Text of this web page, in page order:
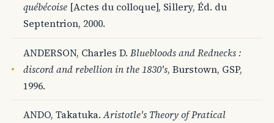
québécoise [Actes du colloque], Sillery, Éd. du
Septentrion, 2000.
ANDERSON, Charles D.Bluebloods and Rednecks :
discord and rebellion in the 1830's, Burstown, GSP,
1996.
ANDO, Takatuka.Aristotle's Theory of Pratical